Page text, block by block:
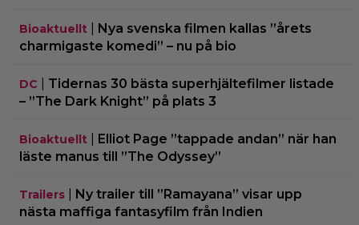
Bioaktuellt
Nya svenska filmen kallas ”årets
charmigaste komedi” – nu på bio
DC
Tidernas 30 bästa superhjältefilmer listade
– ”The Dark Knight” på plats 3
Bioaktuellt
Elliot Page ”tappade andan” när han
läste manus till ”The Odyssey”
Trailers
Ny trailer till ”Ramayana” visar upp
nästa maffiga fantasyfilm från Indien